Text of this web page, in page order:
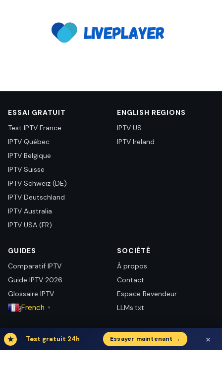
French ▼
★ Test gratuit 24h Essayer maintenant → ×
ESSAI GRATUIT
Test IPTV France
IPTV Québec
IPTV Belgique
IPTV Suisse
IPTV Schweiz (DE)
IPTV Deutschland
IPTV Australia
IPTV USA (FR)
ENGLISH REGIONS
IPTV US
IPTV Ireland
GUIDES
Comparatif IPTV
Guide IPTV 2026
Glossaire IPTV
Blog
SOCIÉTÉ
À propos
Contact
Espace Revendeur
LLMs.txt
LivePlayer IPTV — Plan du site